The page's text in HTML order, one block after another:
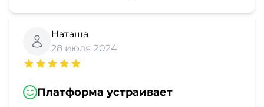
Наташа
28 июля 2024
Платформа устраивает
Прочее
Репетиторы
Тесты